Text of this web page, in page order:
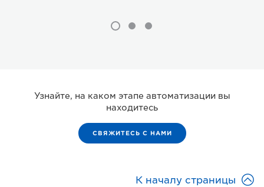
Узнайте, на каком этапе автоматизации вы
находитесь
СВЯЖИТЕСЬ С НАМИ
К началу страницы 